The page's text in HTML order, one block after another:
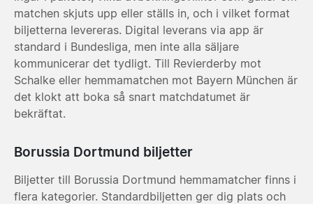
matchen skjuts upp eller ställs in, och i vilket format
biljetterna levereras. Digital leverans via app är
standard i Bundesliga, men inte alla säljare
kommunicerar det tydligt. Till Revierderby mot
Schalke eller hemmamatchen mot Bayern München är
det klokt att boka så snart matchdatumet är
bekräftat.
Borussia Dortmund biljetter
Biljetter till Borussia Dortmund hemmamatcher finns i
flera kategorier. Standardbiljetten ger dig plats och